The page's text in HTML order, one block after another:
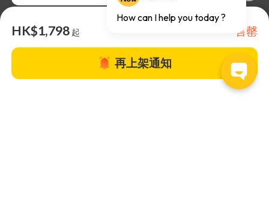
HK$1,798 起 售罄
再上架通知
關於TapNow |TapNow Blog |加入成為合作夥伴|網站條款 |幫助